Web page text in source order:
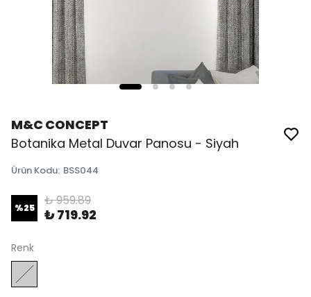
M&C CONCEPT
Botanika Metal Duvar Panosu - Siyah
Ürün Kodu: BSS044
%25 ₺ 959.89
₺ 719.92
Renk